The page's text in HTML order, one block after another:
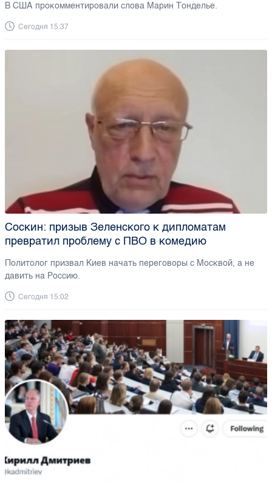
В США прокомментировали слова Марин Тонделье.
Сегодня 15:37
Соскин: призыв Зеленского к дипломатам
превратил проблему с ПВО в комедию
Политолог призвал Киев начать переговоры с Москвой, а не
давить на Россию.
Сегодня 15:02